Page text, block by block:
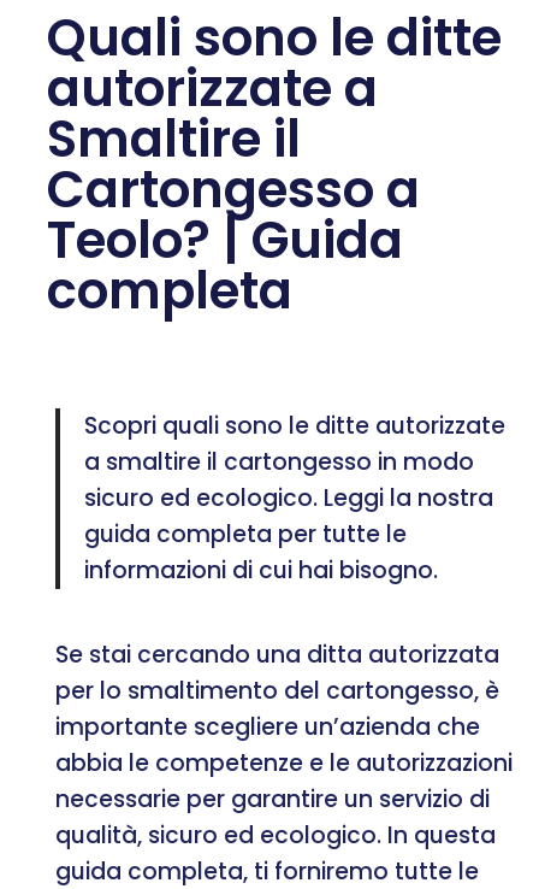
Quali sono le ditte
autorizzate a
Smaltire il
Cartongesso a
Teolo? | Guida
completa
Scopri quali sono le ditte autorizzate
a smaltire il cartongesso in modo
sicuro ed ecologico. Leggi la nostra
guida completa per tutte le
informazioni di cui hai bisogno.
Se stai cercando una ditta autorizzata
per lo smaltimento del cartongesso, è
importante scegliere un’azienda che
abbia le competenze e le autorizzazioni
necessarie per garantire un servizio di
qualità, sicuro ed ecologico. In questa
guida completa, ti forniremo tutte le